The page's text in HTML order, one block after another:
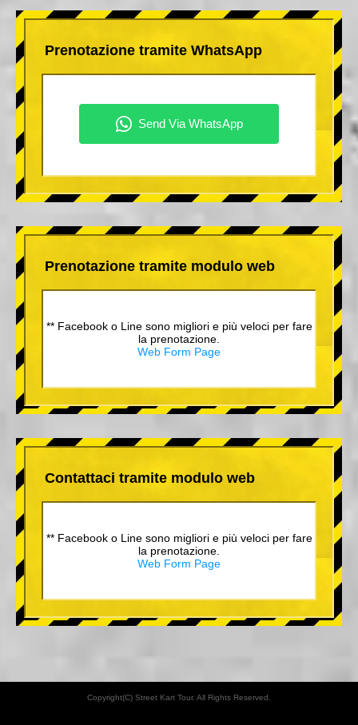
Prenotazione tramite WhatsApp
Prenotazione tramite modulo web
** Facebook o Line sono migliori e più veloci per fare
la prenotazione.
Web Form Page
Contattaci tramite modulo web
** Facebook o Line sono migliori e più veloci per fare
la prenotazione.
Web Form Page
Copyright(C) Street Kart Tour. All Rights Reserved.